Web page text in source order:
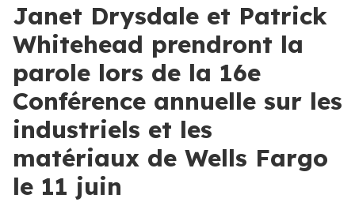
Janet Drysdale et Patrick
Whitehead prendront la
parole lors de la 16e
Conférence annuelle sur les
industriels et les
matériaux de Wells Fargo
le 11 juin